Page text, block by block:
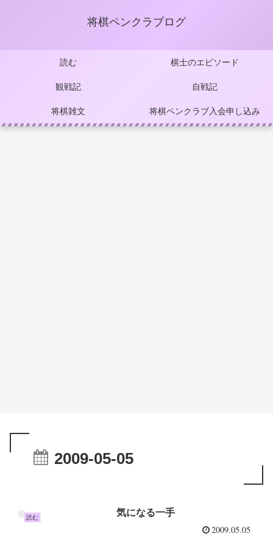
将棋ペンクラブログ
読む 棋士のエピソード
観戦記 自戦記
将棋雑文 将棋ペンクラブ入会申し込み
2009-05-05
読む 気になる一手
2009.05.05